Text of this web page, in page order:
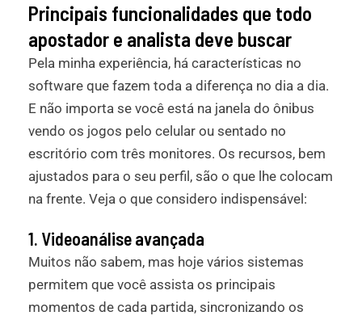
Principais funcionalidades que todo
apostador e analista deve buscar
Pela minha experiência, há características no
software que fazem toda a diferença no dia a dia.
E não importa se você está na janela do ônibus
vendo os jogos pelo celular ou sentado no
escritório com três monitores. Os recursos, bem
ajustados para o seu perfil, são o que lhe colocam
na frente. Veja o que considero indispensável:
1. Videoanálise avançada
Muitos não sabem, mas hoje vários sistemas
permitem que você assista os principais
momentos de cada partida, sincronizando os